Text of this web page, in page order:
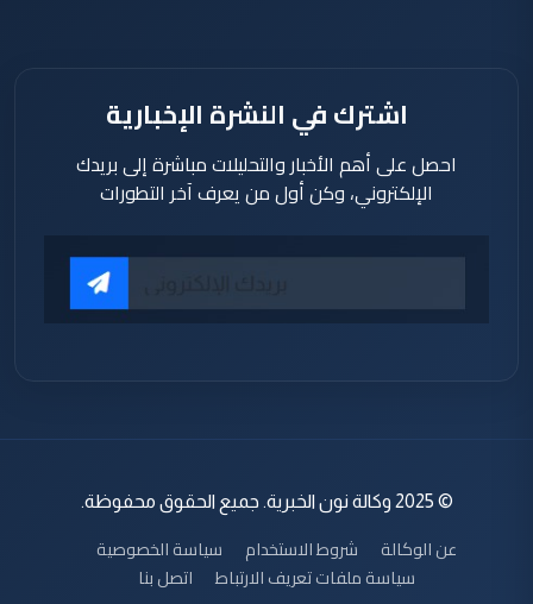
اشترك في النشرة الإخبارية
احصل على أهم الأخبار والتحليلات مباشرة إلى بريدك
الإلكتروني، وكن أول من يعرف آخر التطورات
© 2025 وكالة نون الخبرية. جميع الحقوق محفوظة.
عن الوكالة شروط الاستخدام
سياسة الخصوصية
سياسة ملفات تعريف الارتباط
اتصل بنا